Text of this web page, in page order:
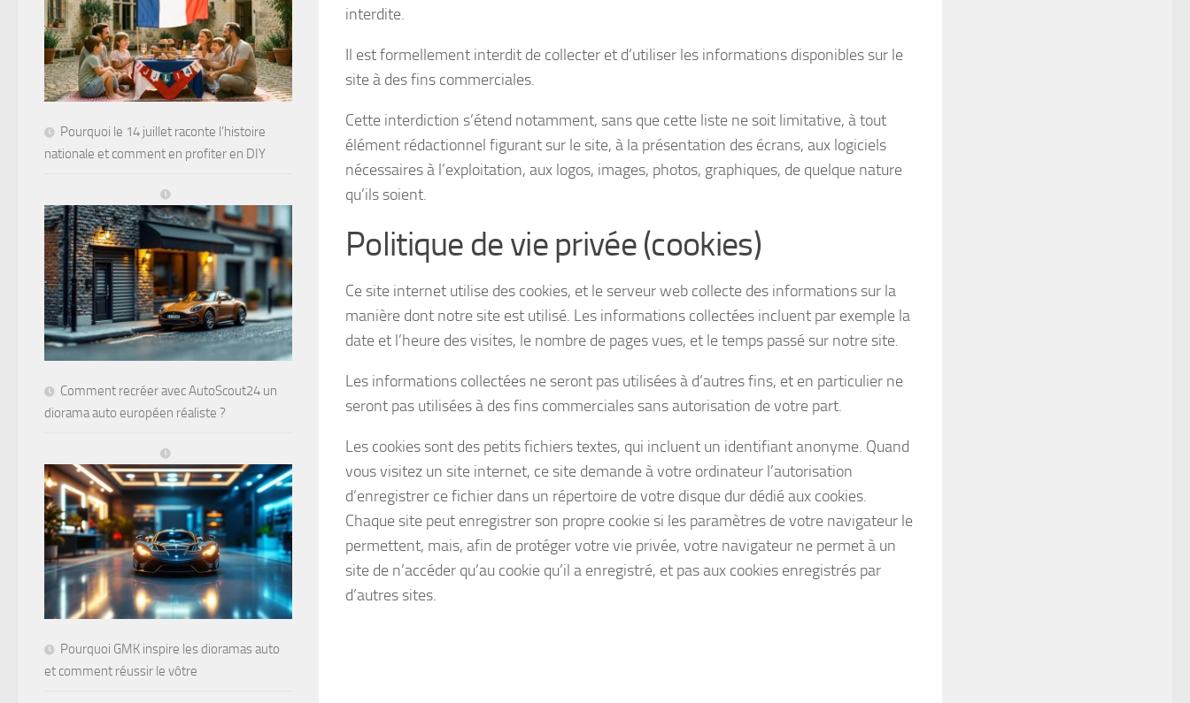
interdite.
Il est formellement interdit de collecter et d’utiliser les informations disponibles sur le
site à des fins commerciales.
Cette interdiction s’étend notamment, sans que cette liste ne soit limitative, à tout
élément rédactionnel figurant sur le site, à la présentation des écrans, aux logiciels
nécessaires à l’exploitation, aux logos, images, photos, graphiques, de quelque nature
qu’ils soient.
Politique de vie privée (cookies)
Ce site internet utilise des cookies, et le serveur web collecte des informations sur la
manière dont notre site est utilisé. Les informations collectées incluent par exemple la
date et l’heure des visites, le nombre de pages vues, et le temps passé sur notre site.
Les informations collectées ne seront pas utilisées à d’autres fins, et en particulier ne
seront pas utilisées à des fins commerciales sans autorisation de votre part.
Les cookies sont des petits fichiers textes, qui incluent un identifiant anonyme. Quand
vous visitez un site internet, ce site demande à votre ordinateur l’autorisation
d’enregistrer ce fichier dans un répertoire de votre disque dur dédié aux cookies.
Chaque site peut enregistrer son propre cookie si les paramètres de votre navigateur le
permettent, mais, afin de protéger votre vie privée, votre navigateur ne permet à un
site de n’accéder qu’au cookie qu’il a enregistré, et pas aux cookies enregistrés par
d’autres sites.
Pourquoi le 14 juillet raconte l’histoire
nationale et comment en profiter en DIY
Comment recréer avec AutoScout24 un
diorama auto européen réaliste ?
Pourquoi GMK inspire les dioramas auto
et comment réussir le vôtre